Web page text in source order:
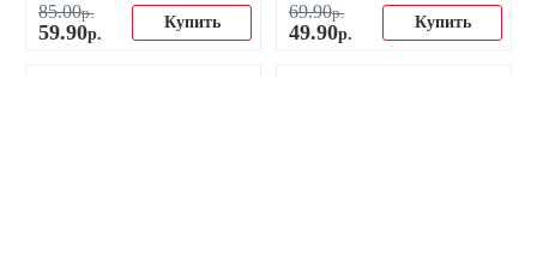
85.00р.
59.90р.
Купить
69.90р.
49.90р.
Купить